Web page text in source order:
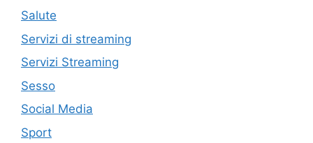
Salute
Servizi di streaming
Servizi Streaming
Sesso
Social Media
Sport